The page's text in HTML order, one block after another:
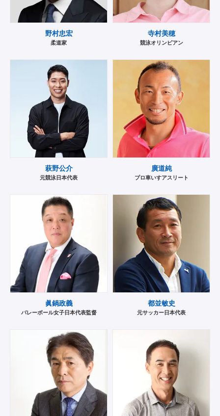
野村忠宏
柔道家
寺村美穂
競泳オリンピアン
萩野公介
元競泳日本代表
廣道純
プロ車いすアスリート
眞鍋政義
バレーボール女子日本代表監督
都並敏史
元サッカー日本代表